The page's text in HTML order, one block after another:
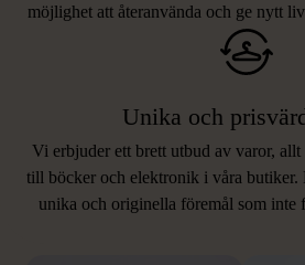
möjlighet att återanvända och ge nytt
Unika och
Vi erbjuder ett brett utbud av varor,
till böcker och elektronik i våra butiker.
unika och originella föremål som inte
LIKNANDE
Hitta produkter som